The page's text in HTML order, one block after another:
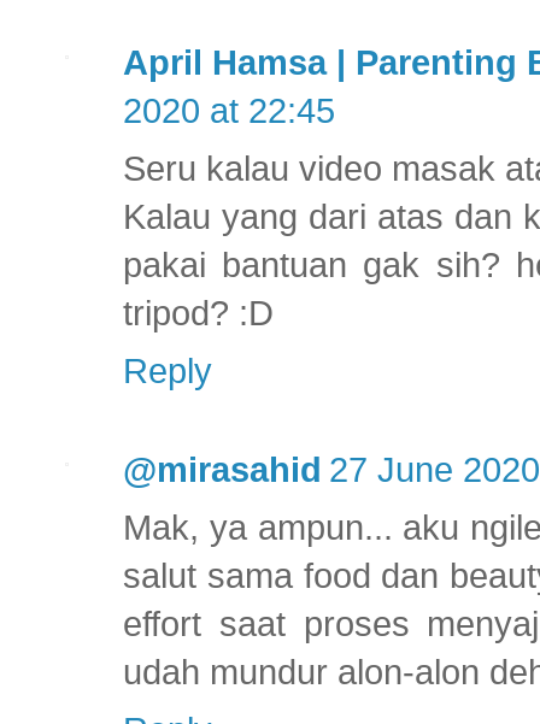
April Hamsa | Parenting
2020 at 22:45
Seru kalau video masak
Kalau yang dari atas dan
pakai bantuan gak sih?
tripod? :D
Reply
@mirasahid 27 June
Mak, ya ampun... aku
salut sama food dan
effort saat proses
udah mundur alon-alon